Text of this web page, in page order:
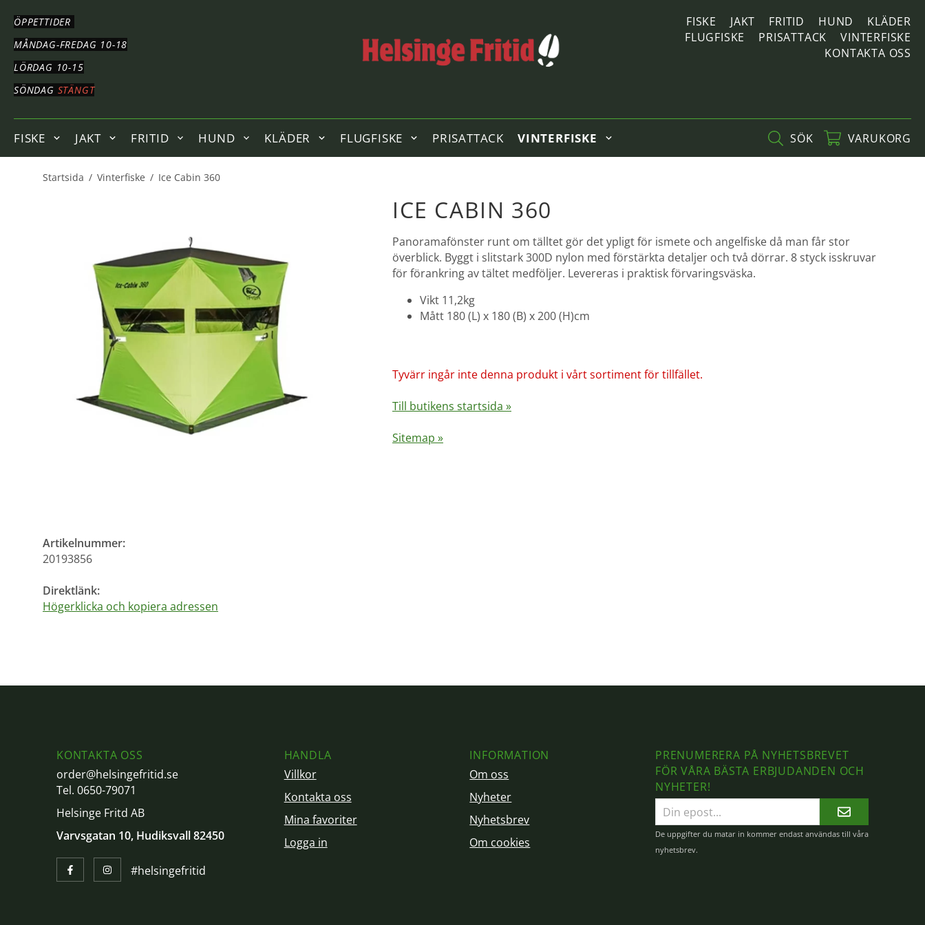
TILL
HUVUDNAVIGERINGHOPPA
TILL
HUVUDINNEHÅLLET
ÖPPETTIDER
MÅNDAG-FREDAG 10-18
LÖRDAG 10-15
SÖNDAG STÄNGT
FISKE JAKT FRITID HUND
KLÄDER
FLUGFISKE
PRISATTACK
VINTERFISKE
KONTAKTA OSS
FISKE JAKT FRITID HUND KLÄDER FLUGFISKE PRISATTACK VINTERFISKE SÖK VARUKORG
Startsida / Vinterfiske / Ice Cabin 360
ICE CABIN 360
Panoramafönster runt om tälltet gör det ypligt för ismete och angelfiske då man får stor
överblick. Byggt i slitstark 300D nylon med förstärkta detaljer och två dörrar. 8 styck isskruvar
för förankring av tältet medföljer. Levereras i praktisk förvaringsväska.
Vikt 11,2kg
Mått 180 (L) x 180 (B) x 200 (H)cm
Tyvärr ingår inte denna produkt i vårt sortiment för tillfället.
Till butikens startsida »
Sitemap »
Artikelnummer:
20193856
Direktlänk:
Högerklicka och kopiera adressen
KONTAKTA OSS
order@helsingefritid.se
Tel. 0650-79071
Helsinge Fritd AB
Varvsgatan 10, Hudiksvall 82450
#helsingefritid
HANDLA
Villkor
Kontakta oss
Mina favoriter
Logga in
INFORMATION
Om oss
Nyheter
Nyhetsbrev
Om cookies
PRENUMERERA PÅ NYHETSBREVET
FÖR VÅRA BÄSTA ERBJUDANDEN OCH
NYHETER!
E-
postadress
De uppgifter du matar in kommer endast användas till våra
nyhetsbrev.